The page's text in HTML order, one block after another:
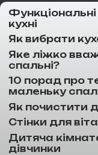
кухні
Як вибрати
Яке ліжко
спальні?
10 порад про
маленьку
Як почистити
Стінки для
Дитяча
дівчинки